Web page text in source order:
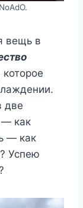
вещь в
две
— как
— как
Успею